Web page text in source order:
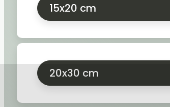
15x20 cm
20x30 cm